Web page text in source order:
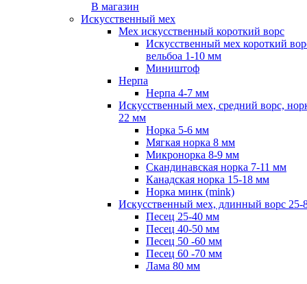
В магазин
Искусственный мех
Мех искусственный короткий ворс
Искусственный мех короткий
вельбоа 1-10 мм
Миништоф
Нерпа
Нерпа 4-7 мм
Искусственный мех, средний ворс,
22 мм
Норка 5-6 мм
Мягкая норка 8 мм
Микронорка 8-9 мм
Скандинавская норка 7-11 мм
Канадская норка 15-18 мм
Норка минк (mink)
Искусственный мех, длинный ворс 25-
Песец 25-40 мм
Песец 40-50 мм
Песец 50 -60 мм
Песец 60 -70 мм
Лама 80 мм